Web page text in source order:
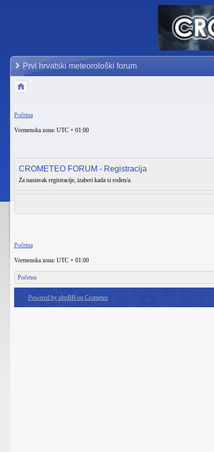
Prvi hrvatski meteorološki forum
Početna
Vremenska zona: UTC + 01:00
CROMETEO FORUM - Registracija
Za nastavak registracije, izaberi kada si rođen/a.
Početna
Vremenska zona: UTC + 01:00
Početna
Powered by phpBB on Crometeo